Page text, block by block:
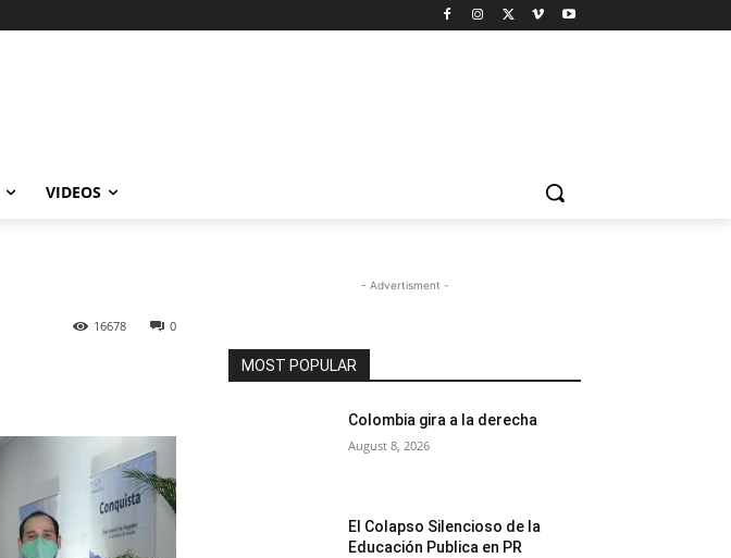
VIDEOS
0
16678
- Advertisment -
MOST POPULAR
Colombia gira a la derecha
August 8, 2026
El Colapso Silencioso de la
Educación Publica en PR